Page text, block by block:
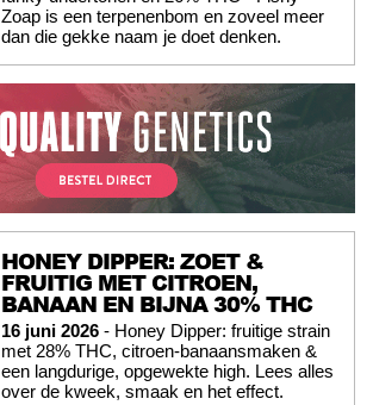
Zoap is een terpenenbom en zoveel meer
dan die gekke naam je doet denken.
HONEY DIPPER: ZOET &
FRUITIG MET CITROEN,
BANAAN EN BIJNA 30% THC
16 juni 2026 - Honey Dipper: fruitige strain
met 28% THC, citroen-banaansmaken &
een langdurige, opgewekte high. Lees alles
over de kweek, smaak en het effect.